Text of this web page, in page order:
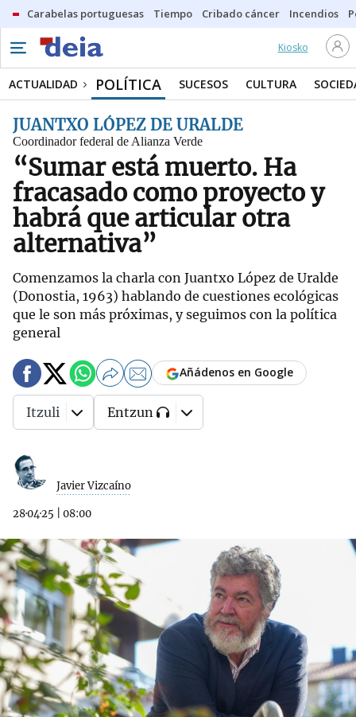
Carabelas portuguesas Tiempo Cribado cáncer Incendios
Kiosko
ACTUALIDAD POLÍTICA SUCESOS CULTURA
JUANTXO LÓPEZ DE URALDE
Coordinador federal de Alianza Verde
“Sumar está muerto. Ha
fracasado como proyecto y
habrá que articular otra
alternativa”
Comenzamos la charla con Juantxo López de Uralde
(Donostia, 1963) hablando de cuestiones ecológicas
que le son más próximas, y seguimos con la política
general
Javier Vizcaíno
28·04·25 08:00
Añádenos en Google
Itzuli Entzun